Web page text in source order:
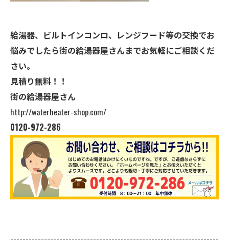
給湯器、ビルトインコンロ、レンジフード等の交換でお
悩みでしたら街の給湯器屋さんまでお気軽にご相談くだ
さい。
見積り無料！！
街の給湯器屋さん
http://waterheater-shop.com/
0120-972-286
--------------------------------------------------------------------